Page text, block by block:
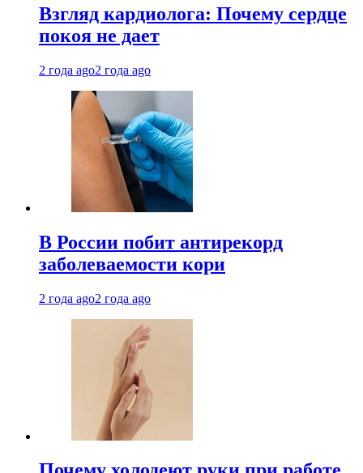
Взгляд кардиолога: Почему сердце
покоя не дает
2 года ago2 года ago
В России побит антирекорд
заболеваемости кори
2 года ago2 года ago